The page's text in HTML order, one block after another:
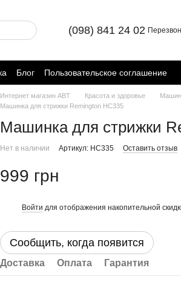
(098) 841 24 02
Блог
Пользовательское соглашение
Интернет магазин ABT Красота и здоровье
Машинка для стрижки Remington HC335
Машинка для стрижки
Нет в наличии Артикул: HC335 Оставить отзыв
999 грн
Войти для отображения накопительной
Сообщить, когда появится
Доставка Оплата Гарантия